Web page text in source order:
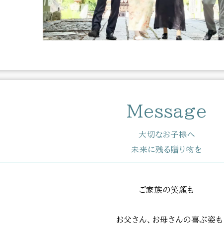
Message
大切なお子様へ
未来に残る贈り物を
ご家族の笑顔も
お父さん、お母さんの喜ぶ姿も